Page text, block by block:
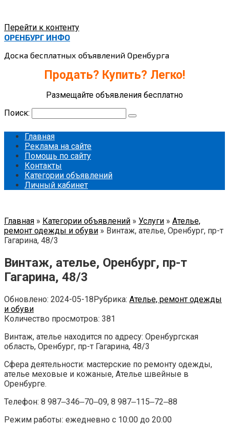
Перейти к контенту
ОРЕНБУРГ ИНФО
Доска бесплатных объявлений Оренбурга
Продать? Купить? Легко!
Размещайте объявления бесплатно
Поиск:
Главная
Реклама на сайте
Помощь по сайту
Контакты
Категории объявлений
Личный кабинет
Главная » Категории объявлений » Услуги » Ателье,
ремонт одежды и обуви » Винтаж, ателье, Оренбург, пр-т
Гагарина, 48/3
Винтаж, ателье, Оренбург, пр-т
Гагарина, 48/3
Обновлено: 2024-05-18Рубрика: Ателье, ремонт одежды
и обуви
Количество просмотров: 381
Винтаж, ателье находится по адресу: Оренбургская
область, Оренбург, пр-т Гагарина, 48/3
Сфера деятельности: мастерские по ремонту одежды,
ателье меховые и кожаные, Ателье швейные в
Оренбурге.
Телефон: 8 987‒346‒70‒09, 8 987‒115‒72‒88
Режим работы: ежедневно с 10:00 до 20:00